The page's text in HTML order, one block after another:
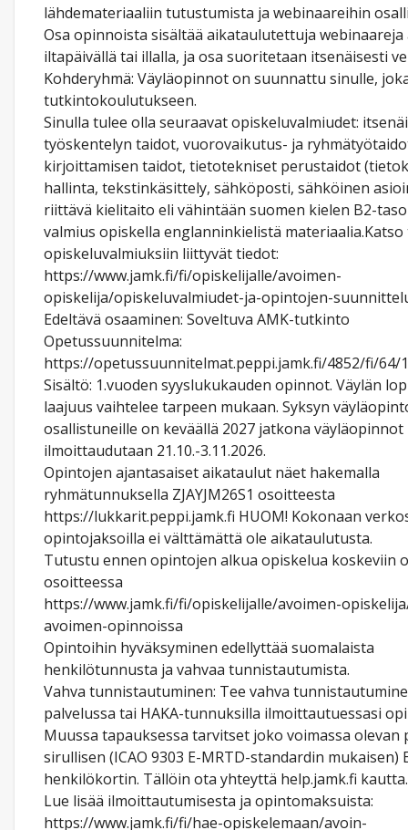
lähdemateriaaliin tutustumista ja webinaareihin
Osa opinnoista sisältää aikataulutettuja
iltapäivällä tai illalla, ja osa suoritetaan itsenäisesti
Kohderyhmä: Väyläopinnot on suunnattu sinulle,
tutkintokoulutukseen.
Sinulla tulee olla seuraavat opiskeluvalmiudet:
työskentelyn taidot, vuorovaikutus- ja
kirjoittamisen taidot, tietotekniset perustaidot
hallinta, tekstinkäsittely, sähköposti, sähköinen
riittävä kielitaito eli vähintään suomen kielen B2-
valmius opiskella englanninkielistä
opiskeluvalmiuksiin liittyvät tiedot:
https://www.jamk.fi/fi/opiskelijalle/avoimen-
opiskelija/opiskeluvalmiudet-ja-opintojen-
Edeltävä osaaminen: Soveltuva AMK-tutkinto
Opetussuunnitelma:
https://opetussuunnitelmat.peppi.jamk.fi/4852/fi/64/
Sisältö: 1.vuoden syyslukukauden opinnot. Väylän
laajuus vaihtelee tarpeen mukaan. Syksyn
osallistuneille on keväällä 2027 jatkona väyläopinnot
ilmoittaudutaan 21.10.-3.11.2026.
Opintojen ajantasaiset aikataulut näet hakemalla
ryhmätunnuksella ZJAYJM26S1 osoitteesta
https://lukkarit.peppi.jamk.fi HUOM! Kokonaan
opintojaksoilla ei välttämättä ole aikataulutusta.
Tutustu ennen opintojen alkua opiskelua koskeviin
osoitteessa
https://www.jamk.fi/fi/opiskelijalle/avoimen-
avoimen-opinnoissa
Opintoihin hyväksyminen edellyttää suomalaista
henkilötunnusta ja vahvaa tunnistautumista.
Vahva tunnistautuminen: Tee vahva
palvelussa tai HAKA-tunnuksilla ilmoittautuessasi
Muussa tapauksessa tarvitset joko voimassa olevan
sirullisen (ICAO 9303 E-MRTD-standardin mukaisen)
henkilökortin. Tällöin ota yhteyttä help.jamk.fi kautta.
Lue lisää ilmoittautumisesta ja opintomaksuista:
https://www.jamk.fi/fi/hae-opiskelemaan/avoin-